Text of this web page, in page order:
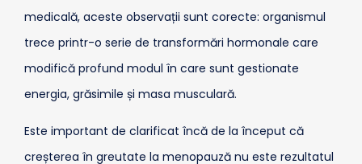
medicală, aceste observații sunt corecte: organismul
trece printr-o serie de transformări hormonale care
modifică profund modul în care sunt gestionate
energia, grăsimile și masa musculară.
Este important de clarificat încă de la început că
creșterea în greutate la menopauză nu este rezultatul